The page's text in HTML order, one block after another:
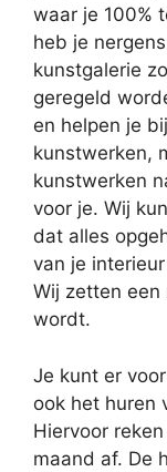
waar je 100%
heb je
kunstgalerie
geregeld
en helpen je
kunstwerken,
kunstwerken
voor je. Wij
dat alles
van je
Wij zetten
wordt.
Je kunt er
ook het huren
Hiervoor
maand af. De